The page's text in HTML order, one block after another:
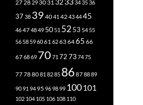
27 28 293031 32 343536
37 38 39 4041 42434445
46474849 50 51 52 53 54 55
56 58 596061 62636465 66
676869 70 71 72737475
77788081 8285 86878889
9091 94 95 969899 100101
102 104 105 106 108 110